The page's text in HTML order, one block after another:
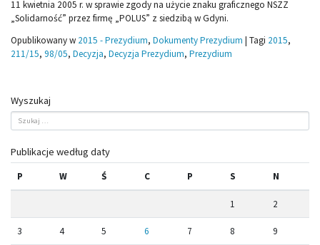
11 kwietnia 2005 r. w sprawie zgody na użycie znaku graficznego NSZZ
„Solidarność” przez firmę „POLUS” z siedzibą w Gdyni.
Opublikowany w 2015 - Prezydium, Dokumenty Prezydium | Tagi 2015,
211/15, 98/05, Decyzja, Decyzja Prezydium, Prezydium
Wyszukaj
Publikacje według daty
P W Ś C P S N
1 2
3 4 5 6 7 8 9